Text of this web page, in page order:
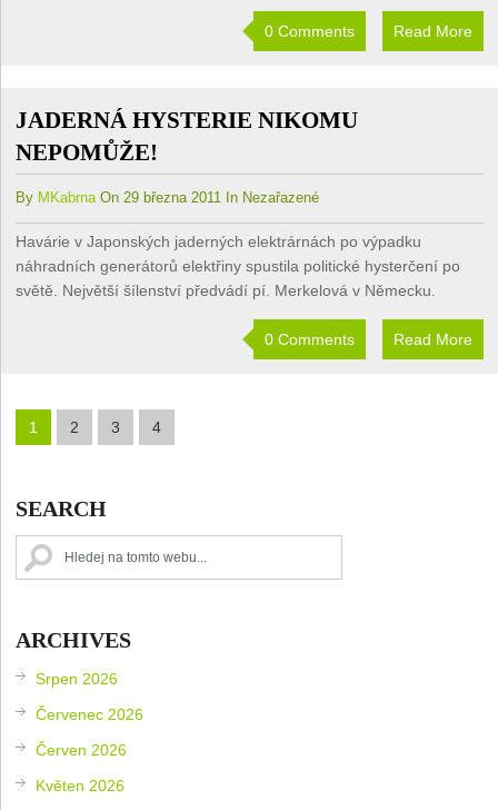
0 Comments Read More
JADERNÁ HYSTERIE NIKOMU
NEPOMŮŽE!
By MKabrnaOn 29 března 2011 In Nezařazené
Havárie v Japonských jaderných elektrárnách po výpadku
náhradních generátorů elektřiny spustila politické hysterčení po
světě. Největší šílenství předvádí pí. Merkelová v Německu.
0 Comments Read More
1 2 3 4
SEARCH
ARCHIVES
Srpen 2026
Červenec 2026
Červen 2026
Květen 2026